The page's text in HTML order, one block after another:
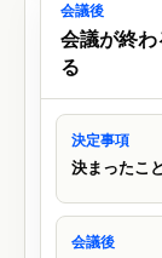
会議後
会議が終
る
決定事項
決まったこ
会議後